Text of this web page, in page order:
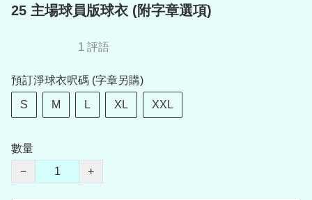
25 主場球員版球衣 (附字章選項)
1 評語
預訂淨球衣呎碼 (字章另購)
S M L XL XXL
數量
−
+